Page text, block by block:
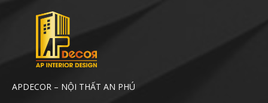
APDECOR – NỘI THẤT AN PHÚ